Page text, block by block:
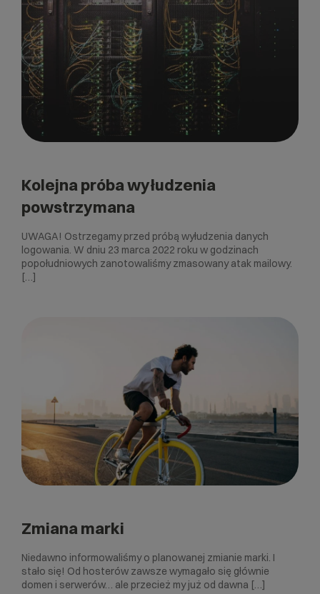
Kolejna próba wyłudzenia
powstrzymana
UWAGA! Ostrzegamy przed próbą wyłudzenia danych
logowania. W dniu 23 marca 2022 roku w godzinach
popołudniowych zanotowaliśmy zmasowany atak mailowy.
[…]
Zmiana marki
Niedawno informowaliśmy o planowanej zmianie marki. I
stało się! Od hosterów zawsze wymagało się głównie
domen i serwerów… ale przecież my już od dawna […]